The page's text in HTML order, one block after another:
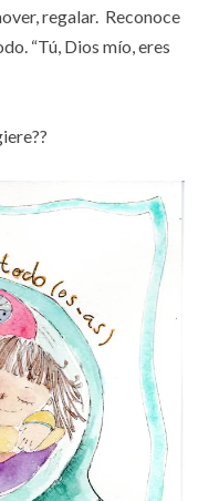
regalar. Reconoce
“Tú, Dios mío, eres